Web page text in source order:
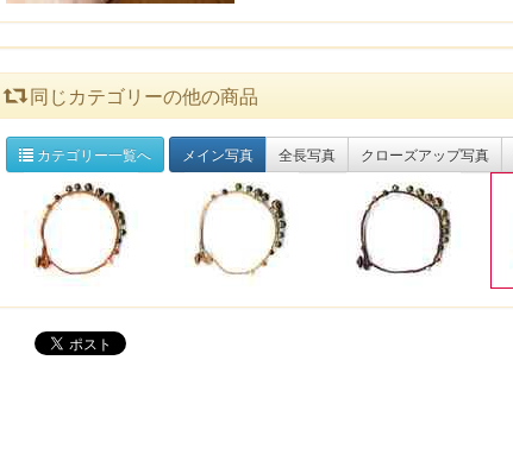
同じカテゴリーの他の商品
カテゴリー一覧へ メイン写真 全長写真 クローズアップ写真